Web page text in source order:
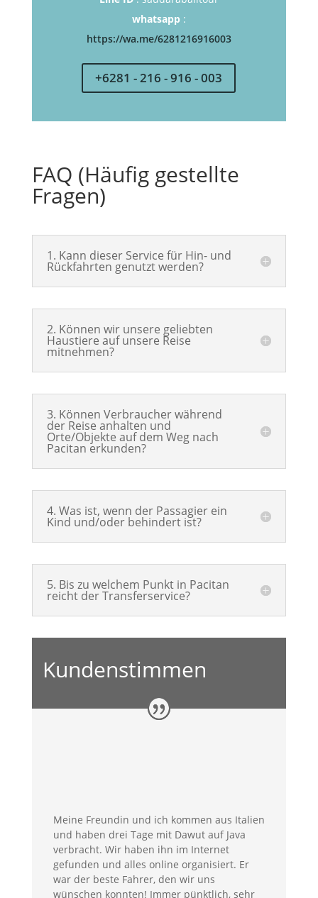
whatsapp:
https://wa.me/6281216916003
+6281 - 216 - 916 - 003
FAQ (Häufig gestellte
Fragen)
1. Kann dieser Service für Hin- und
Rückfahrten genutzt werden?
2. Können wir unsere geliebten
Haustiere auf unsere Reise
mitnehmen?
3. Können Verbraucher während
der Reise anhalten und
Orte/Objekte auf dem Weg nach
Pacitan erkunden?
4. Was ist, wenn der Passagier ein
Kind und/oder behindert ist?
5. Bis zu welchem Punkt in Pacitan
reicht der Transferservice?
Kundenstimmen
Meine Freundin und ich kommen aus Italien
und haben drei Tage mit Dawut auf Java
verbracht. Wir haben ihn im Internet
gefunden und alles online organisiert. Er
war der beste Fahrer, den wir uns
wünschen konnten! Immer pünktlich, sehr